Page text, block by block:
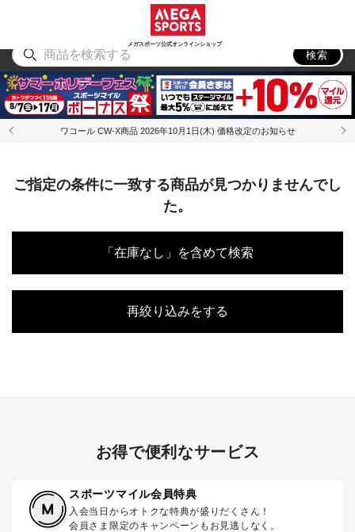
メガスポーツ公式オンラインショップ
アウトドア
検索
ワコール CW-X商品 2026年10月1日(木) 価格改定のお知らせ
ご指定の条件に一致する商品が見つかりませんでし
た。
「在庫なし」を含めて検索
再絞り込みをする
お得で便利なサービス
スポーツマイル会員特典
入会当日からオトクな特典が盛りだくさん！
会員さま限定のキャンペーンもお見逃しなく。